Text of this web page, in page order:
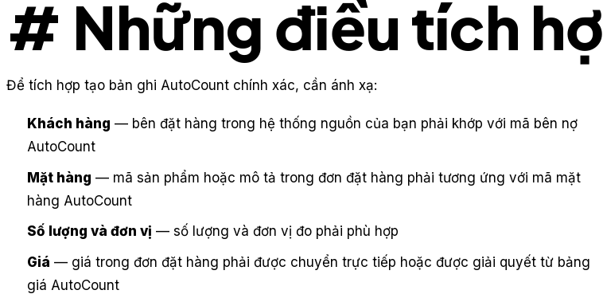
# Những điều tích
Để tích hợp tạo bản ghi AutoCount chính xác, cần ánh xạ:
Khách hàng — bên đặt hàng trong hệ thống nguồn của bạn phải khớp với mã bên nợ
AutoCount
Mặt hàng — mã sản phẩm hoặc mô tả trong đơn đặt hàng phải tương ứng với mã mặt
hàng AutoCount
Số lượng và đơn vị — số lượng và đơn vị đo phải phù hợp
Giá — giá trong đơn đặt hàng phải được chuyển trực tiếp hoặc được giải quyết từ bảng
giá AutoCount